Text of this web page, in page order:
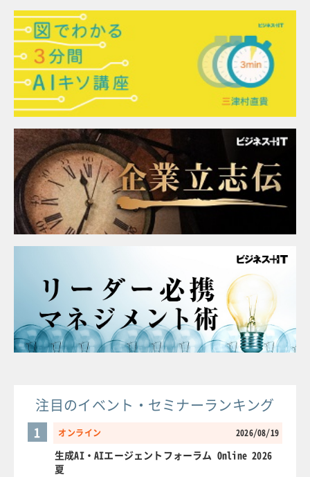
注目のイベント・セミナーランキング
オンライン 2026/08/19
1
生成AI・AIエージェントフォーラム Online 2026
夏